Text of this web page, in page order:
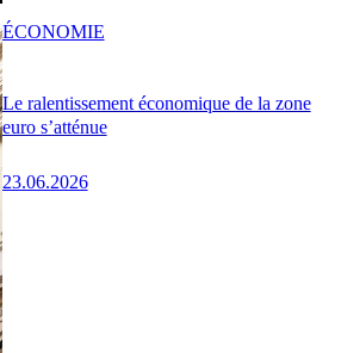
Le ralentissement économique de la zone
euro s’atténue
23.06.2026
ÉCONOMIE